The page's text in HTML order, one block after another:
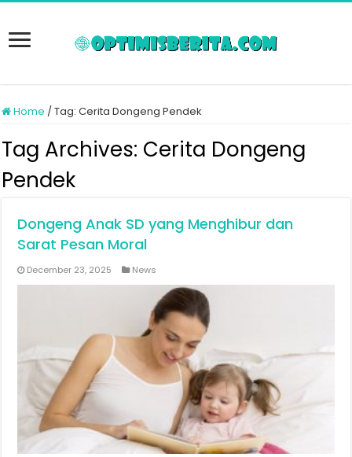
Home /Tag:Cerita Dongeng Pendek
Tag Archives: Cerita Dongeng
Pendek
Dongeng Anak SD yang Menghibur dan
Sarat Pesan Moral
December 23, 2025 News